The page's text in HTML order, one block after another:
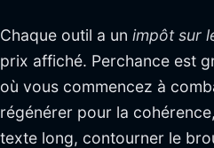
Chaque outil a un impôt sur
prix affiché. Perchance est
où vous commencez à
régénérer pour la
texte long, contourner le